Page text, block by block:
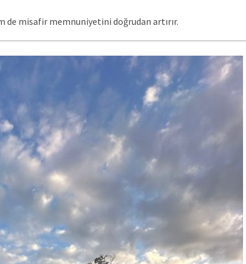
de misafir memnuniyetini doğrudan artırır.